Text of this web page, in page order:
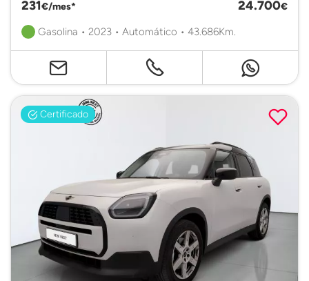
231€/mes* 24.700€
Gasolina • 2023 • Automático • 43.686Km.
Certificado